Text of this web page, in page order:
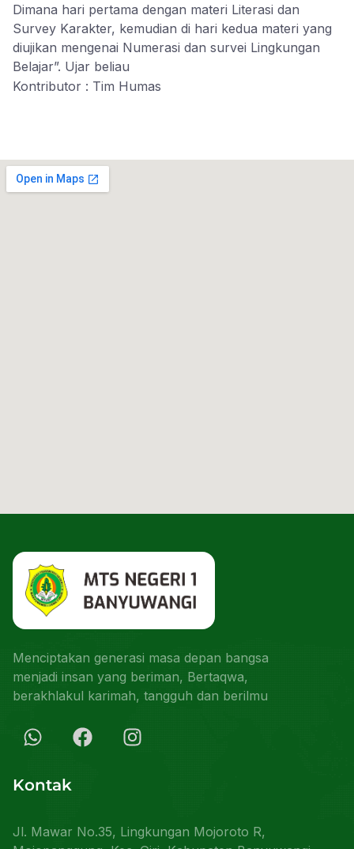
Dimana hari pertama dengan materi Literasi dan
Survey Karakter, kemudian di hari kedua materi yang
diujikan mengenai Numerasi dan survei Lingkungan
Belajar”. Ujar beliau
Kontributor : Tim Humas
Menciptakan generasi masa depan bangsa
menjadi insan yang beriman, Bertaqwa,
berakhlakul karimah, tangguh dan berilmu
Kontak
Jl. Mawar No.35, Lingkungan Mojoroto R,